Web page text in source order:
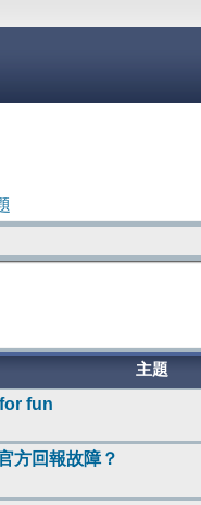
主題
fun
方回報故障？